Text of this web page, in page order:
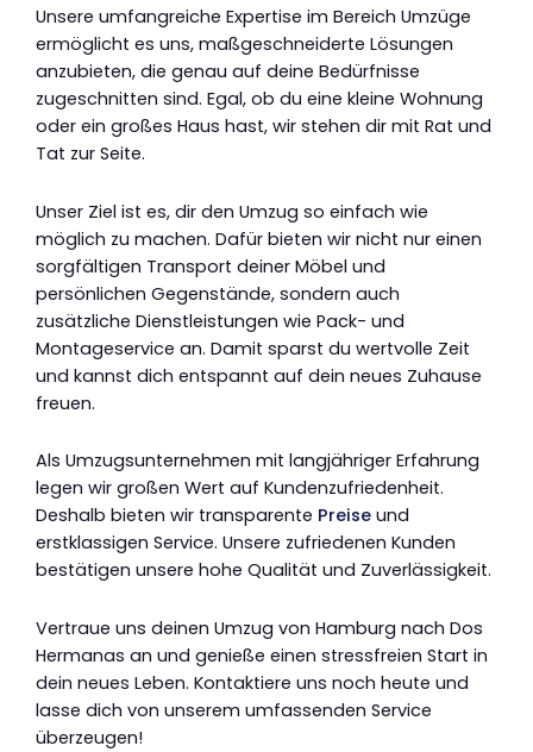
Unsere umfangreiche Expertise im Bereich Umzüge
ermöglicht es uns, maßgeschneiderte Lösungen
anzubieten, die genau auf deine Bedürfnisse
zugeschnitten sind. Egal, ob du eine kleine Wohnung
oder ein großes Haus hast, wir stehen dir mit Rat und
Tat zur Seite.
Unser Ziel ist es, dir den Umzug so einfach wie
möglich zu machen. Dafür bieten wir nicht nur einen
sorgfältigen Transport deiner Möbel und
persönlichen Gegenstände, sondern auch
zusätzliche Dienstleistungen wie Pack- und
Montageservice an. Damit sparst du wertvolle Zeit
und kannst dich entspannt auf dein neues Zuhause
freuen.
Als Umzugsunternehmen mit langjähriger Erfahrung
legen wir großen Wert auf Kundenzufriedenheit.
Deshalb bieten wir transparente Preise und
erstklassigen Service. Unsere zufriedenen Kunden
bestätigen unsere hohe Qualität und Zuverlässigkeit.
Vertraue uns deinen Umzug von Hamburg nach Dos
Hermanas an und genieße einen stressfreien Start in
dein neues Leben. Kontaktiere uns noch heute und
lasse dich von unserem umfassenden Service
überzeugen!